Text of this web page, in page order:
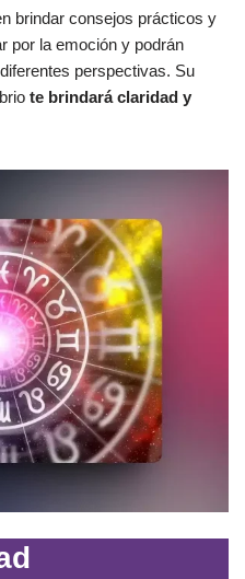
brindar consejos prácticos y
por la emoción y podrán
perspectivas. Su
te brindará claridad y